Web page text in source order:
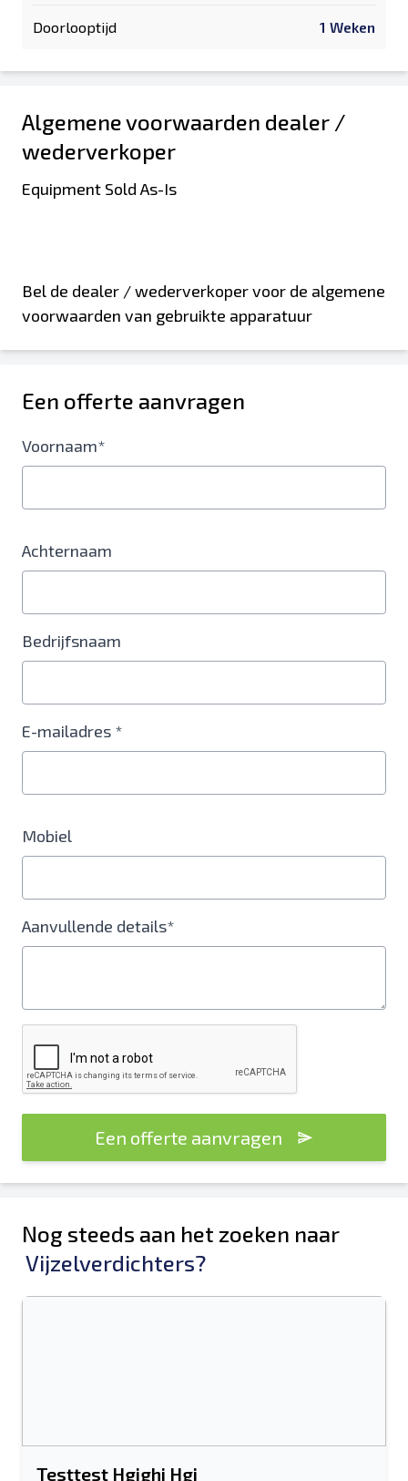
Doorlooptijd 1 Weken
Algemene voorwaarden dealer /
wederverkoper
Equipment Sold As-Is
Bel de dealer / wederverkoper voor de algemene
voorwaarden van gebruikte apparatuur
Een offerte aanvragen
Voornaam*
Achternaam
Bedrijfsnaam
E-mailadres *
Mobiel
Aanvullende details*
Een offerte aanvragen
Nog steeds aan het zoeken naar
Vijzelverdichters?
Testtest Hgjghj Hgj